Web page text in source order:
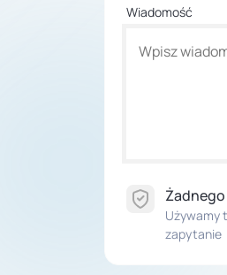
Wiadomość
Używamy
zapytanie